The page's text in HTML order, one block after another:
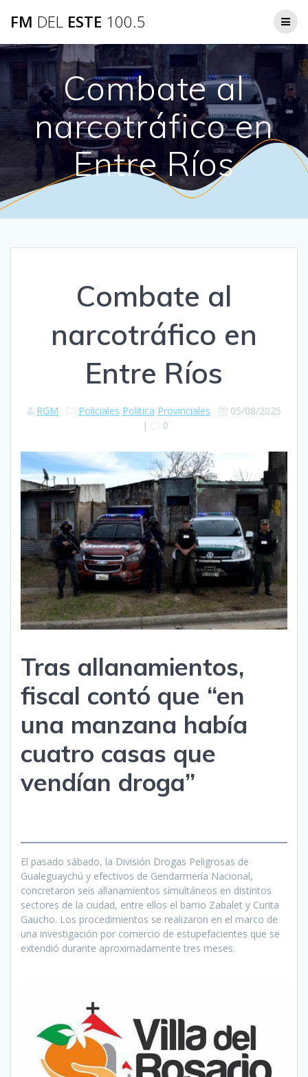
FM DEL ESTE 100.5
Combate al
narcotráfico en
Entre Ríos
Combate al
narcotráfico en
Entre Ríos
RGM Policiales Política Provinciales
05/08/2025
|
0
Tras allanamientos,
fiscal contó que “en
una manzana había
cuatro casas que
vendían droga”
El pasado sábado, la División Drogas Peligrosas de
Gualeguaychú y efectivos de Gendarmería Nacional,
concretaron seis allanamientos simultáneos en distintos
sectores de la ciudad, entre ellos el barrio Zabalet y Curita
Gaucho. Los procedimientos se realizaron en el marco de
una investigación por comercio de estupefacientes que se
extendió durante aproximadamente tres meses.